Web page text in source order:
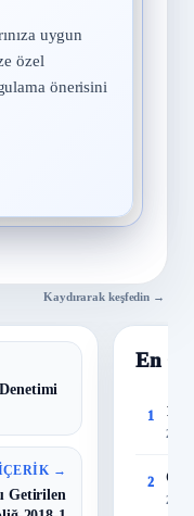
uygun
özel
önerisini
Kaydırarak keşfedin →
→
Getirilen
En
1 150
27
2
28